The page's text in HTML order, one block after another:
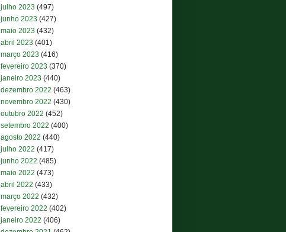
julho 2023 (497)
junho 2023 (427)
maio 2023 (432)
abril 2023 (401)
março 2023 (416)
fevereiro 2023 (370)
janeiro 2023 (440)
dezembro 2022 (463)
novembro 2022 (430)
outubro 2022 (452)
setembro 2022 (400)
agosto 2022 (440)
julho 2022 (417)
junho 2022 (485)
maio 2022 (473)
abril 2022 (433)
março 2022 (432)
fevereiro 2022 (402)
janeiro 2022 (406)